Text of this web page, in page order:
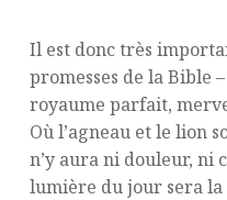
Il est donc très
promesses de la Bible
royaume parfait,
Où l’agneau et le lion
n’y aura ni douleur, ni
lumière du jour sera